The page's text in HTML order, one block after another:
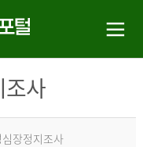
사
심장정지조사